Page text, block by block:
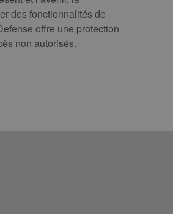
des fonctionnalités de
offre une protection
non autorisés.